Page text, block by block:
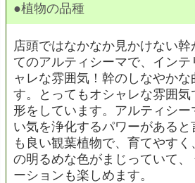
●植物の品種
店頭ではなかなか見かけない
てのアルティシーマで、イン
ャレな雰囲気！幹のしなやかな
す。とってもオシャレな雰囲
形をしています。アルティシ
い気を浄化するパワーがあると
も良い観葉植物で、育てやす
の明るめな色がまじっていて
ーションも楽しめます。